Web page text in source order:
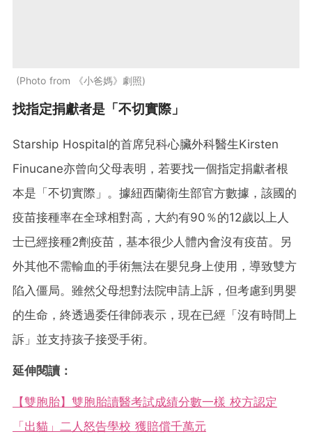
Photo from 《小爸媽》劇照
找指定捐獻者是「不切實際」
Starship Hospital的首席兒科心臟外科醫生Kirsten
Finucane亦曾向父母表明，若要找一個指定捐獻者根
本是「不切實際」。據紐西蘭衛生部官方數據，該國的
疫苗接種率在全球相對高，大約有90％的12歲以上人
士已經接種2劑疫苗，基本很少人體內會沒有疫苗。另
外其他不需輸血的手術無法在嬰兒身上使用，導致雙方
陷入僵局。雖然父母想對法院申請上訴，但考慮到男嬰
的生命，終透過委任律師表示，現在已經「沒有時間上
訴」並支持孩子接受手術。
延伸閱讀：
【雙胞胎】雙胞胎讀醫考試成績分數一樣 校方認定
「出貓」二人怒告學校 獲賠償千萬元